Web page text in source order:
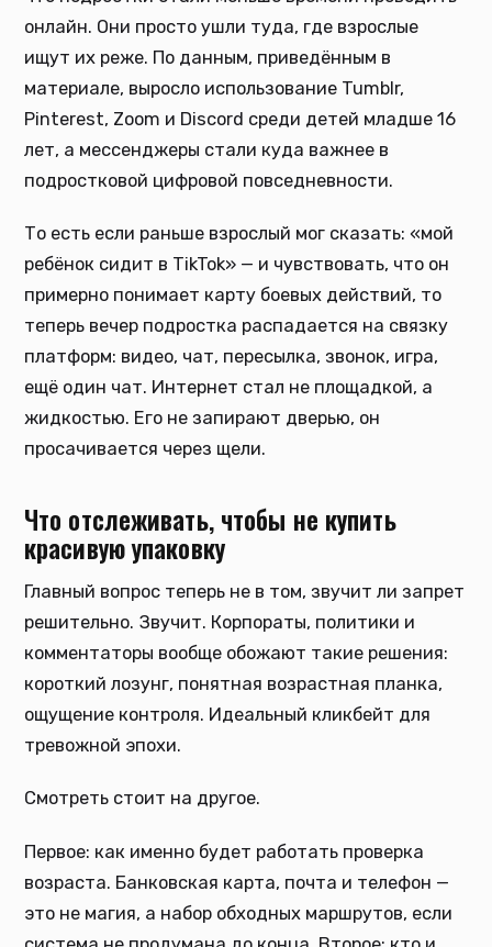
онлайн. Они просто ушли туда, где взрослые
ищут их реже. По данным, приведённым в
материале, выросло использование Tumblr,
Pinterest, Zoom и Discord среди детей младше 16
лет, а мессенджеры стали куда важнее в
подростковой цифровой повседневности.
То есть если раньше взрослый мог сказать: «мой
ребёнок сидит в TikTok» — и чувствовать, что он
примерно понимает карту боевых действий, то
теперь вечер подростка распадается на связку
платформ: видео, чат, пересылка, звонок, игра,
ещё один чат. Интернет стал не площадкой, а
жидкостью. Его не запирают дверью, он
просачивается через щели.
Что отслеживать, чтобы не купить
красивую упаковку
Главный вопрос теперь не в том, звучит ли запрет
решительно. Звучит. Корпораты, политики и
комментаторы вообще обожают такие решения:
короткий лозунг, понятная возрастная планка,
ощущение контроля. Идеальный кликбейт для
тревожной эпохи.
Смотреть стоит на другое.
Первое: как именно будет работать проверка
возраста. Банковская карта, почта и телефон —
это не магия, а набор обходных маршрутов, если